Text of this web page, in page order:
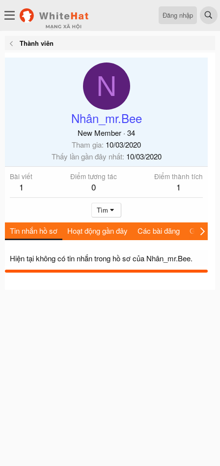
Đăng nhập
Thành viên
N
Nhân_mr.Bee
New Member · 34
Tham gia 10/03/2020
Thấy lần gần đây nhất 10/03/2020
Bài viết
1
Điểm tương tác
0
Điểm thành tích
1
Tìm
Tin nhắn hồ sơ Hoạt động gần đây Các bài đăng Giới thiệu
Hiện tại không có tin nhắn trong hồ sơ của Nhân_mr.Bee.